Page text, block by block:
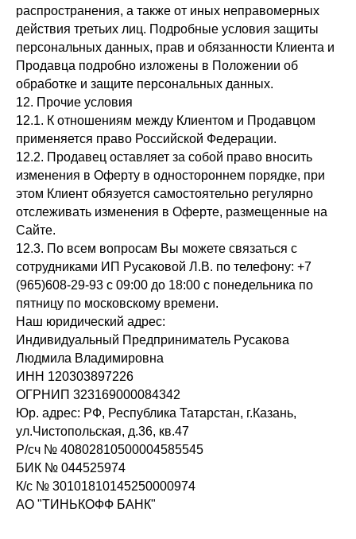
распространения, а также от иных неправомерных
действия третьих лиц. Подробные условия защиты
персональных данных, прав и обязанности Клиента и
Продавца подробно изложены в Положении об
обработке и защите персональных данных.
12. Прочие условия
12.1. К отношениям между Клиентом и Продавцом
применяется право Российской Федерации.
12.2. Продавец оставляет за собой право вносить
изменения в Оферту в одностороннем порядке, при
этом Клиент обязуется самостоятельно регулярно
отслеживать изменения в Оферте, размещенные на
Сайте.
12.3. По всем вопросам Вы можете связаться с
сотрудниками ИП Русаковой Л.В. по телефону: +7
(965)608-29-93 с 09:00 до 18:00 с понедельника по
пятницу по московскому времени.
Наш юридический адрес:
Индивидуальный Предприниматель Русакова
Людмила Владимировна
ИНН 120303897226
ОГРНИП 323169000084342
Юр. адрес: РФ, Республика Татарстан, г.Казань,
ул.Чистопольская, д.36, кв.47
Р/сч № 40802810500004585545
БИК № 044525974
К/с № 30101810145250000974
АО "ТИНЬКОФФ БАНК"